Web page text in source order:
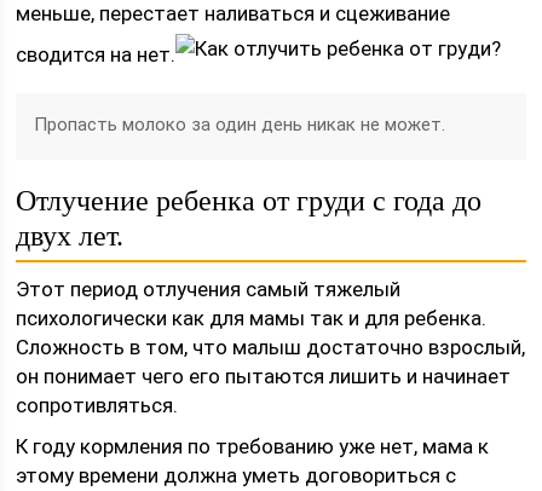
меньше, перестает наливаться и сцеживание
сводится на нет.
Пропасть молоко за один день никак не может.
Отлучение ребенка от груди с года до
двух лет.
Этот период отлучения самый тяжелый
психологически как для мамы так и для ребенка.
Сложность в том, что малыш достаточно взрослый,
он понимает чего его пытаются лишить и начинает
сопротивляться.
К году кормления по требованию уже нет, мама к
этому времени должна уметь договориться с